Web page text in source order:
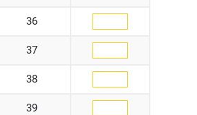
36
37
38
39